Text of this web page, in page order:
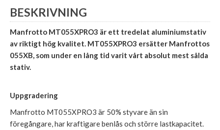
BESKRIVNING
Manfrotto MT055XPRO3 är ett tredelat aluminiumstativ
av riktigt hög kvalitet. MT055XPRO3 ersätter Manfrottos
055XB, som under en lång tid varit vårt absolut mest sålda
stativ.
Uppgradering
Manfrotto MT055XPRO3 är 50% styvare än sin
föregångare, har kraftigare benlås och större lastkapacitet.